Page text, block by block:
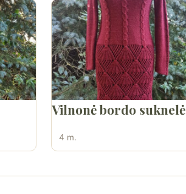
Vilnonė bordo suknelė
4 m.